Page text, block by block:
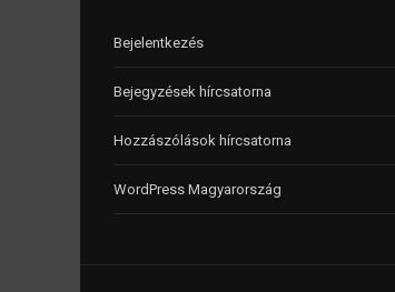
Bejelentkezés
Bejegyzések hírcsatorna
Hozzászólások hírcsatorna
WordPress Magyarország